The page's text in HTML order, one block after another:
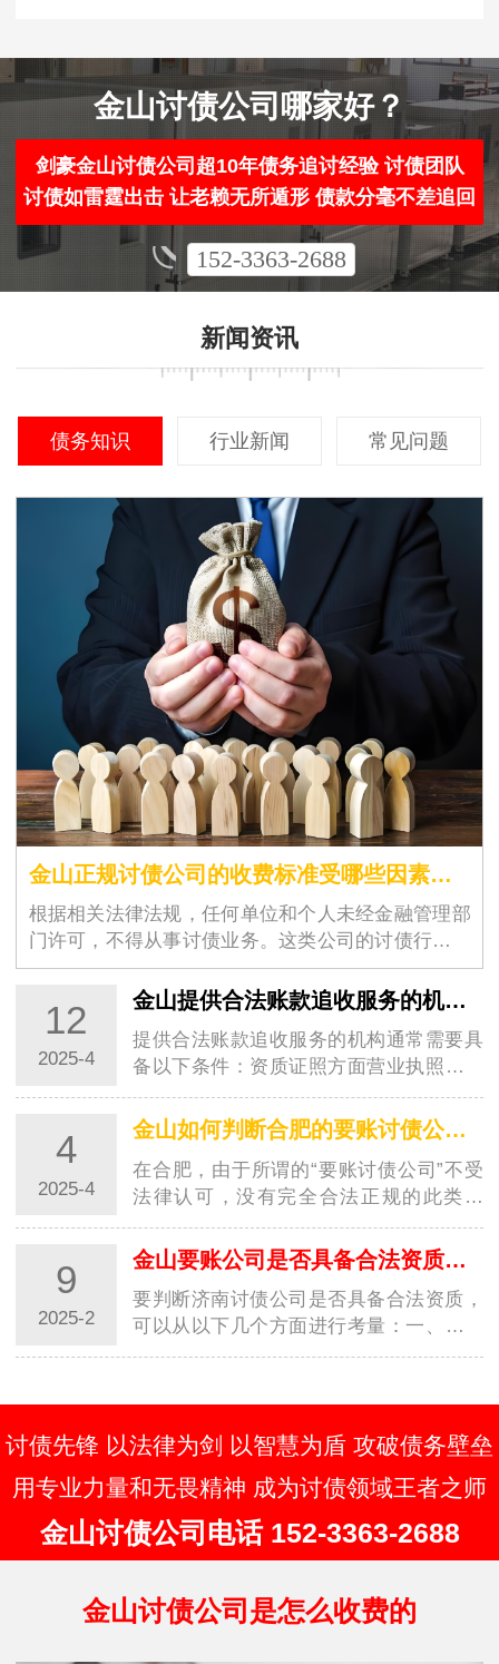
金山讨债公司哪家好？
剑豪金山讨债公司超10年债务追讨经验 讨债团队
讨债如雷霆出击 让老赖无所遁形 债款分毫不差追回
152-3363-2688
新闻资讯
债务知识 行业新闻 常见问题
金山正规讨债公司的收费标准受哪些因素影响
根据相关法律法规，任何单位和个人未经金融管理部
门许可，不得从事讨债业务。这类公司的讨债行为往
往容易引发暴力催收、侵犯隐私、威胁恐吓等违法犯
罪行为，会给债权人和债务人都带来极大的风险和危
害…12
2025-4
金山提供合法账款追收服务的机构需要具备哪些条件？
提供合法账款追收服务的机构通常需要具
备以下条件：资质证照方面营业执照：这
是合法经营的基本凭证，其经营范围应包
含与账款追收相关的内容，如商务咨询、
信用管理服务等。像一些信用管理公司，
营业执…
4
2025-4
金山如何判断合肥的要账讨债公司是否正规
在合肥，由于所谓的“要账讨债公司”不受
法律认可，没有完全合法正规的此类公
司。但如果仅从一些表象来判断其相对的
规范性，可以从以下几个方面考察：经营
资质方面营业执照：查看公司是否有合法
的营业…
9
2025-2
金山要账公司是否具备合法资质怎么区分？
要判断济南讨债公司是否具备合法资质，
可以从以下几个方面进行考量：一、核查
公司注册与营业执照首先，应核查济南讨
册，并持有有效的营业执照。这是判断公
司是否…
讨债先锋 以法律为剑 以智慧为盾 攻破债务壁垒
用专业力量和无畏精神 成为讨债领域王者之师
金山讨债公司电话 152-3363-2688
金山讨债公司是怎么收费的